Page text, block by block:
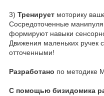
3) Тренирует моторику
Сосредоточенные
формируют навыки
Движения маленьких ручек
отточенными!
Разработано по методике
С помощью бизидомика